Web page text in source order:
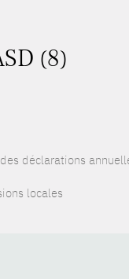
(8)
déclarations
locales